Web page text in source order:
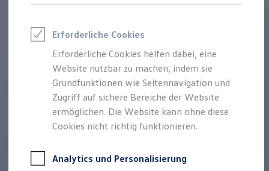
Fahrzeugsuche & Marktplatz
Digitaler Marktplatz
Kauf & Finanzierung
Online-Fahrzeugbewertung
Aktionen & Angebote
E-Auto-Förderung
Für Privatkunden
Für Gewerbekunden
Profi Paket
TopDeal
Zertifizierte Gebrauchtwagen
Erforderliche Cookies
Erforderliche Cookies helfen dabei, eine
Website nutzbar zu machen, indem sie
Grundfunktionen wie Seitennavigation und
Zugriff auf sichere Bereiche der Website
ermöglichen. Die Website kann ohne diese
Cookies nicht richtig funktionieren.
Analytics und Personalisierung